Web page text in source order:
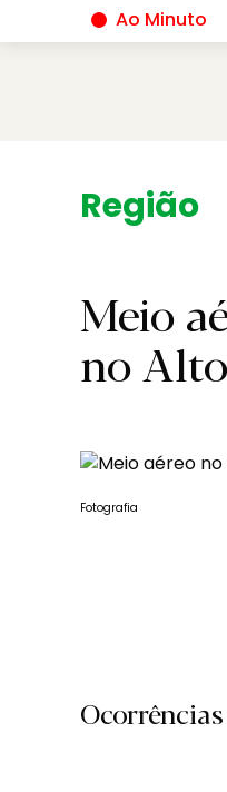
Ao Minuto
mundo da moda | D.
Região.
Meio
no
Fotografia